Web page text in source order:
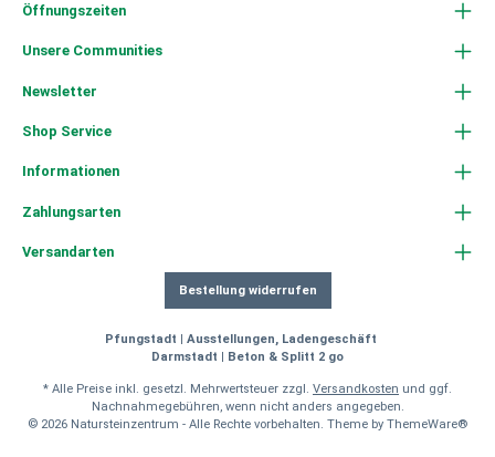
Öffnungszeiten
Unsere Communities
Newsletter
Shop Service
Informationen
Zahlungsarten
Versandarten
Bestellung widerrufen
Pfungstadt | Ausstellungen, Ladengeschäft
Darmstadt | Beton & Splitt 2 go
* Alle Preise inkl. gesetzl. Mehrwertsteuer zzgl. Versandkosten und ggf.
Nachnahmegebühren, wenn nicht anders angegeben.
© 2026 Natursteinzentrum - Alle Rechte vorbehalten. Theme by ThemeWare®